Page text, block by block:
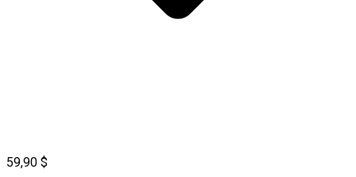
59,90 $